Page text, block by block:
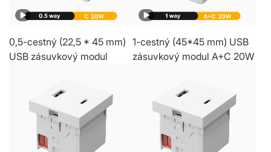
0,5-cestný (22,5 * 45 mm)
USB zásuvkový modul
1-cestný (45*45 mm) USB
zásuvkový modul A+C 20W